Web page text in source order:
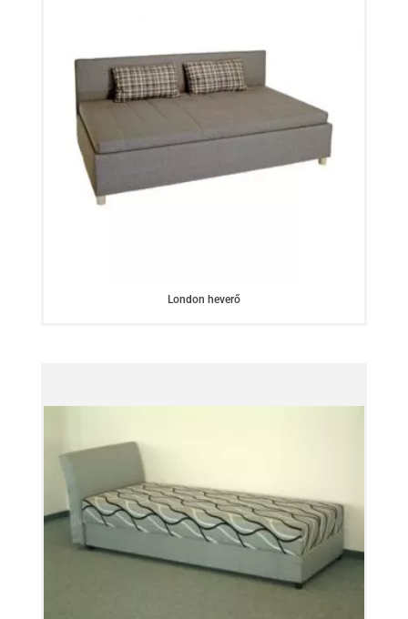
London heverő